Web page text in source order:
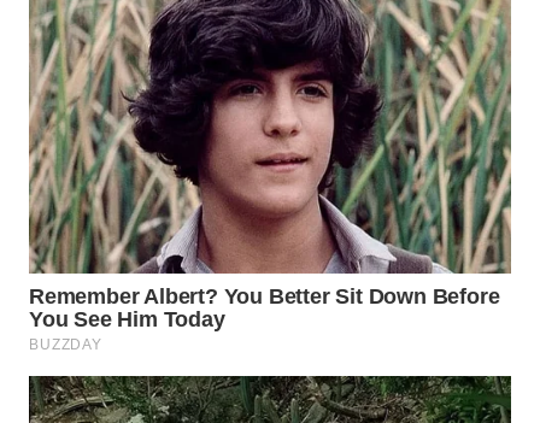
WN
MADURA
WN
SURABAYA
WN
NATUNA
BINTAN
WN
MANDALIKA